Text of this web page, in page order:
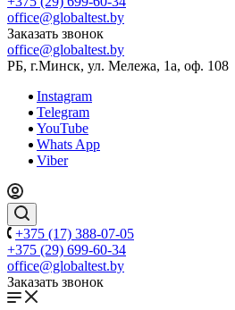
office@globaltest.by
Заказать звонок
office@globaltest.by
РБ, г.Минск, ул. Мележа, 1а, оф. 108
Instagram
Telegram
YouTube
Whats App
Viber
+375 (17) 388-07-05
+375 (29) 699-60-34
office@globaltest.by
Заказать звонок